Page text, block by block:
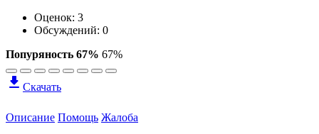
Оценок: 3
Обсуждений: 0
Попуряность 67% 67%
Скачать
Описание Помощь Жалоба